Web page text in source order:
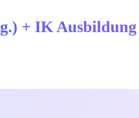
+ IK Ausbildung